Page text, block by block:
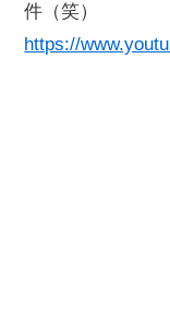
件（笑）
https://